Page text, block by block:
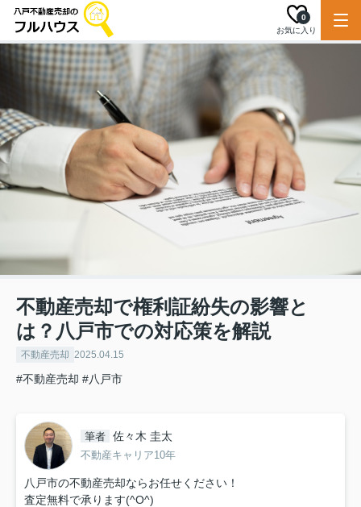
お気に入り
0
不動産売却で権利証紛失の影響と
は？八戸市での対応策を解説
不動産売却 2025.04.15
#不動産売却 #八戸市
筆者 佐々木 圭太
不動産キャリア10年
八戸市の不動産売却ならお任せください！
査定無料で承ります(^O^)